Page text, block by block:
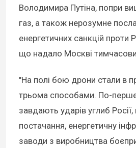
Володимира Путіна, попри
газ, а також нерозумне
енергетичних санкцій проти
що надало Москві
"На полі бою дрони стали в
трьома способами. По-
завдають ударів углиб Росії,
постачання, енергетичну
заводи з виробництва